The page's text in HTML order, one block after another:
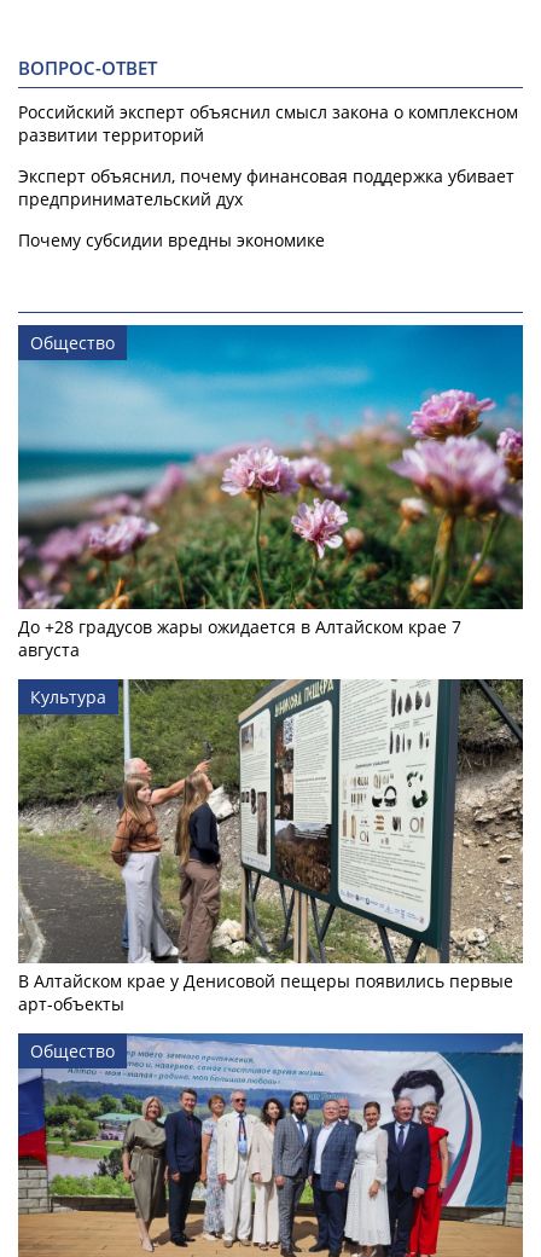
ВОПРОС-ОТВЕТ
Российский эксперт объяснил смысл закона о комплексном
развитии территорий
Эксперт объяснил, почему финансовая поддержка убивает
предпринимательский дух
Почему субсидии вредны экономике
Общество
До +28 градусов жары ожидается в Алтайском крае 7
августа
Культура
В Алтайском крае у Денисовой пещеры появились первые
арт-объекты
Общество